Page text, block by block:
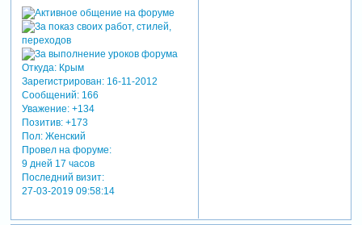
Откуда:Крым
Зарегистрирован: 16-11-2012
Сообщений:166
Уважение: +134
Позитив: +173
Пол:Женский
Провел на форуме:
9 дней 17 часов
Последний визит:
27-03-2019 09:58:14